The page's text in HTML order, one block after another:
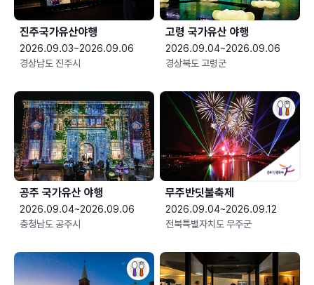
진주국가유산야행
2026.09.03~2026.09.06
경상남도 진주시
고령 국가유산 야행
2026.09.04~2026.09.06
경상북도 고령군
공주 국가유산 야행
2026.09.04~2026.09.06
충청남도 공주시
무주반딧불축제
2026.09.04~2026.09.12
전북특별자치도 무주군